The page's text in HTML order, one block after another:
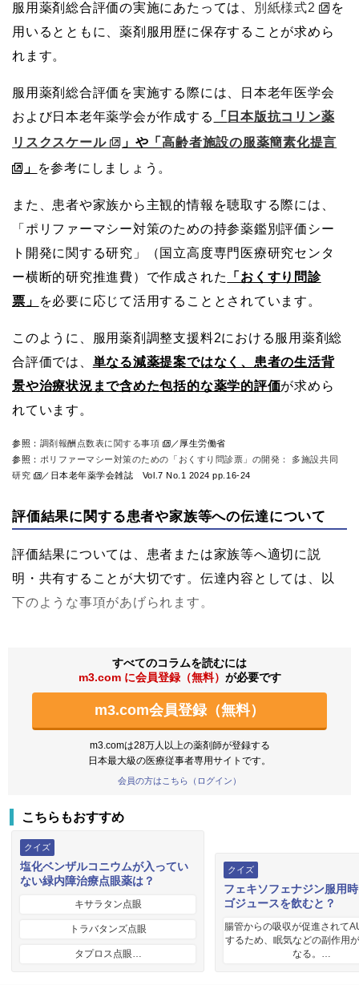
服用薬剤総合評価の実施にあたっては、 別紙様式2
を
用いるとともに、薬剤服用歴に保存することが求めら
れます。
服用薬剤総合評価を実施する際には、日本老年医学会
および日本老年薬学会が作成する
「 日本版抗コリン薬
リスクスケール
」や「 高齢者施設の服薬簡素化提言
」
を参考にしましょう。
また、患者や家族から主観的情報を聴取する際には、
「ポリファーマシー対策のための持参薬鑑別評価シー
ト開発に関する研究」（国立高度専門医療研究センタ
ー横断的研究推進費）で作成された
「おくすり問診
票」
を必要に応じて活用することとされています。
このように、服用薬剤調整支援料2における服用薬剤総
合評価では、 単なる減薬提案ではなく、患者の生活背
景や治療状況まで含めた包括的な薬学的評価が求めら
れています。
参照： 調剤報酬点数表に関する事項
／厚生労働省
参照： ポリファーマシー対策のための「おくすり問診票」の開発： 多施設共同
研究
／日本老年薬学会雑誌 Vol.7 No.1 2024 pp.16-24
評価結果に関する患者や家族等への伝達について
評価結果については、患者または家族等へ適切に説
明・共有することが大切です。伝達内容としては、以
下のような事項があげられます。
すべてのコラムを読むには
m3.com に会員登録（無料） が必要です
m3.com会員登録（無料）
m3.comは28万人以上の薬剤師が登録する
日本最大級の医療従事者専用サイトです。
会員の方はこちら（ログイン）
こちらもおすすめ
クイズ
塩化ベンザルコニウムが入ってい
ない緑内障治療点眼薬は？
キサラタン点眼
トラバタンズ点眼
タプロス点眼…
クイズ
フェキソフェナジン服用
ゴジュースを飲むと？
腸管からの吸収が促進されて
するため、眠気などの副作用
なる。…